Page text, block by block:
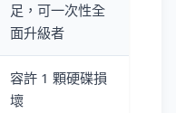
足，可一次性全
面升級者
容許 1 顆硬碟損
壞